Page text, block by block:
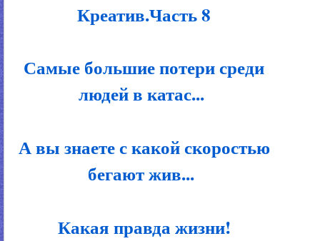
Креатив.Часть 8
Самые большие потери среди
людей в катас...
А вы знаете с какой скоростью
бегают жив...
Какая правда жизни!